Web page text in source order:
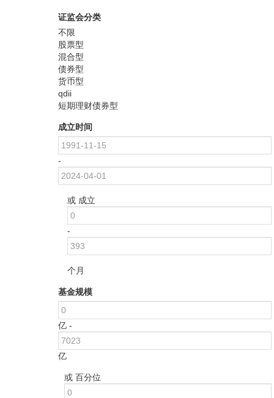
证监会分类
不限
股票型
混合型
债券型
货币型
qdii
短期理财债券型
成立时间
-
或 成立
-
个月
基金规模
亿 -
亿
或 百分位